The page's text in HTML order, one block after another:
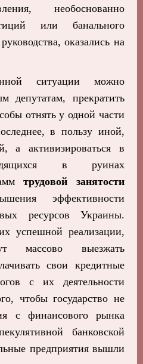
необоснованно
или банального
оказались на
ситуации можно
депутатам, прекратить
отнять у одной части
в пользу иной,
а активизироваться в
в руинах
трудовой занятости
эффективности
ресурсов Украины.
успешной реализации,
массово выезжать
свои кредитные
с их деятельности
чтобы государство не
с финансового рынка
банковской
предприятия вышли